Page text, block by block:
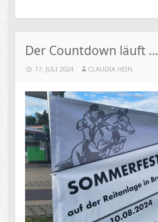
Der Countdown läuft …
17. JULI 2024 CLAUDIA HEIN